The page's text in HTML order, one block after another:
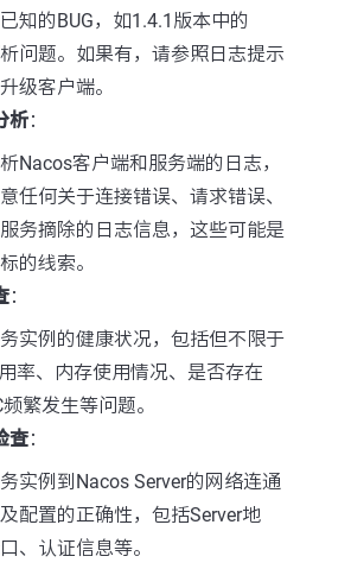
知的BUG，如1.4.1版本中的
问题。如果有，请参照日志提示
级客户端。
析：
Nacos客户端和服务端的日志，
任何关于连接错误、请求错误、
务摘除的日志信息，这些可能是
的线索。
：
实例的健康状况，包括但不限于
率、内存使用情况、是否存在
繁发生等问题。
查：
实例到Nacos Server的网络连通
配置的正确性，包括Server地
、认证信息等。